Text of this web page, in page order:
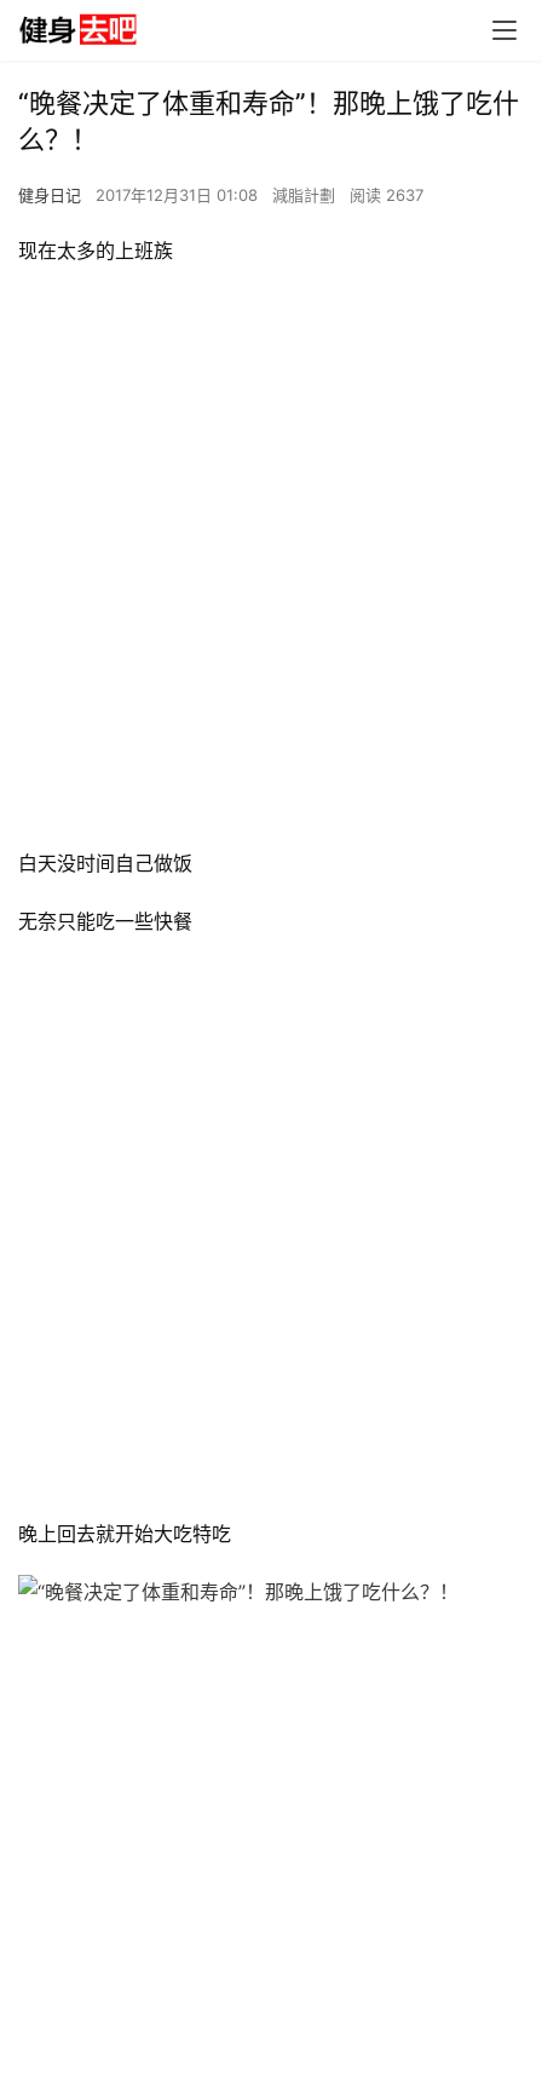
“晚餐决定了体重和寿命”！那晚上饿了吃什
么？！
健身日记 2017年12月31日 01:08 減脂計劃 阅读 2637
现在太多的上班族
白天没时间自己做饭
无奈只能吃一些快餐
晚上回去就开始大吃特吃